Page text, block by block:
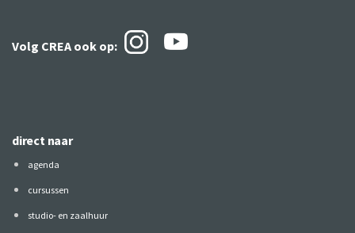
Volg CREA ook op:
direct naar
agenda
cursussen
studio- en zaalhuur